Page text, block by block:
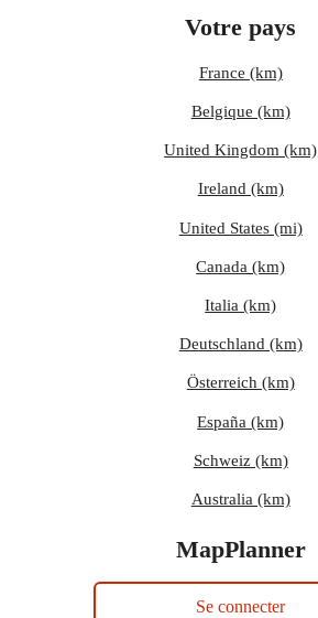
Votre pays
France (km)
Belgique (km)
United Kingdom (km)
Ireland (km)
United States (mi)
Canada (km)
Italia (km)
Deutschland (km)
Österreich (km)
España (km)
Schweiz (km)
Australia (km)
MapPlanner
Se connecter